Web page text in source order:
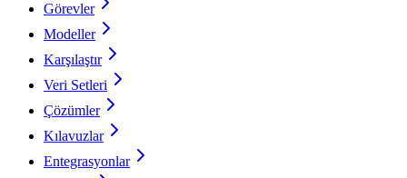
Görevler
Modeller
Karşılaştır
Veri Setleri
Çözümler
Kılavuzlar
Entegrasyonlar